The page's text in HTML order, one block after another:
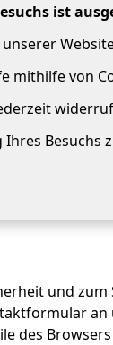
ist
mithilfe von
Ihres
und
an
des